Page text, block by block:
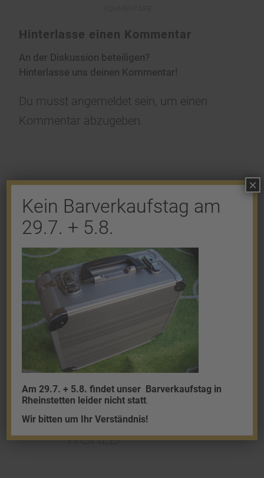
Hinterlasse einen Kommentar
An der Diskussion beteiligen?
Hinterlasse uns deinen Kommentar!
Du musst angemeldet sein, um einen
Kommentar abzugeben.
Shop
Gold
Granalien
Palladium
Platin
Kein Barverkaufstag am
29.7. + 5.8.
Am 29.7. + 5.8. findet unser Barverkaufstag in
Rheinstetten leider nicht statt
Wir bitten um Ihr Verständnis!
×